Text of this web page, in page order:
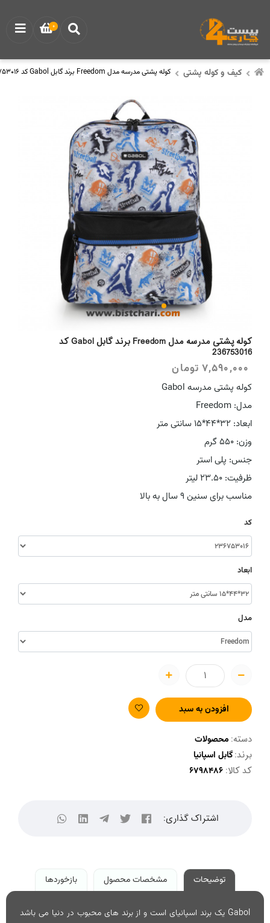
کیف و کوله پشتی کوله پشتی مدرسه مدل Freedom برند گابل Gabol کد 236753016
کوله پشتی مدرسه مدل Freedom برند گابل Gabol کد
236753016
7,590,000 تومان
کوله پشتی مدرسه Gabol
مدل: Freedom
ابعاد: 32*44*15 سانتی متر
وزن: 550 گرم
جنس: پلی استر
ظرفیت: 23.50 لیتر
مناسب برای سنین 9 سال به بالا
کد
ابعاد
مدل
افزودن به سبد
دسته: محصولات
برند:گابل اسپانیا
کد کالا:
اشتراک گذاری:
توضیحات مشخصات محصول بازخوردها
Gabol یک برند اسپانیای است و از برند های محبوب در دنیا می باشد
0